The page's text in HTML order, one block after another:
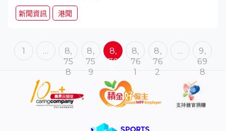
新聞資訊 港聞
1 …
8,
75
8
8,
75
9
8,
76
8,
76
1
8,
76
2
…
9,
69
8